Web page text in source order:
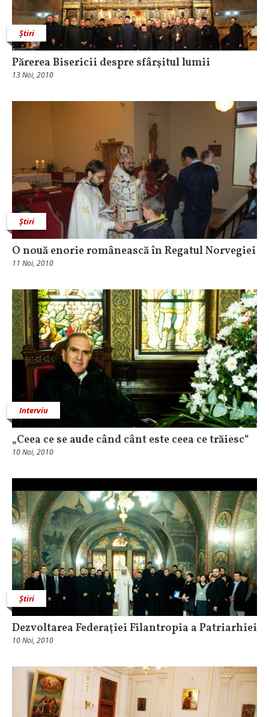
Știri
Părerea Bisericii despre sfârşitul lumii
13 Noi, 2010
Știri
O nouă enorie românească în Regatul Norvegiei
11 Noi, 2010
Interviu
„Ceea ce se aude când cânt este ceea ce trăiesc“
10 Noi, 2010
Știri
Dezvoltarea Federaţiei Filantropia a Patriarhiei
10 Noi, 2010